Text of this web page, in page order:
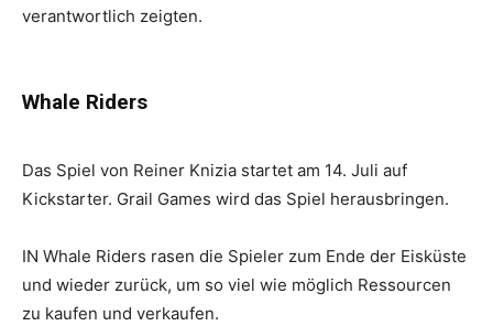
verantwortlich zeigten.
Whale Riders
Das Spiel von Reiner Knizia startet am 14. Juli auf
Kickstarter. Grail Games wird das Spiel herausbringen.
IN Whale Riders rasen die Spieler zum Ende der Eisküste
und wieder zurück, um so viel wie möglich Ressourcen
zu kaufen und verkaufen.